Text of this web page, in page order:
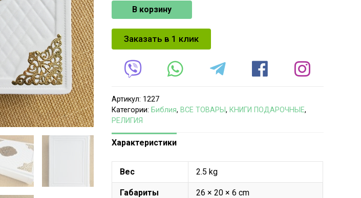
В корзину
Заказать в 1 клик
Артикул: 1227
Категории: Библия, ВСЕ ТОВАРЫ, КНИГИ ПОДАРОЧНЫЕ,
РЕЛИГИЯ
Характеристики
Вес 2.5 kg
Габариты 26 × 20 × 6 cm